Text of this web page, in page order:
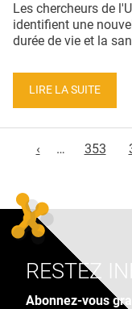
Les chercheurs de
identifient une
durée de vie et la
LIRE LA SUITE
‹
… 353
RESTEZ
Abonnez-vous